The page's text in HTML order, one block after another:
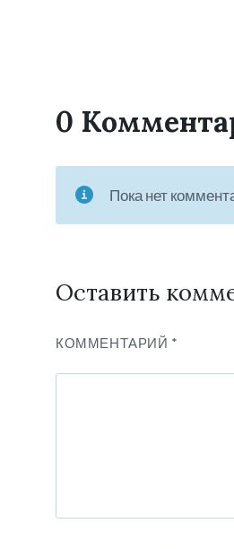
0
Пока нет
Оставить
КОММЕНТАРИЙ *